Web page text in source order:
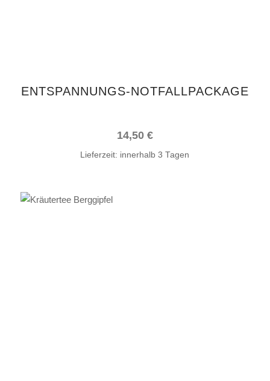
ENTSPANNUNGS-NOTFALLPACKAGE
14,50 €
Lieferzeit: innerhalb 3 Tagen